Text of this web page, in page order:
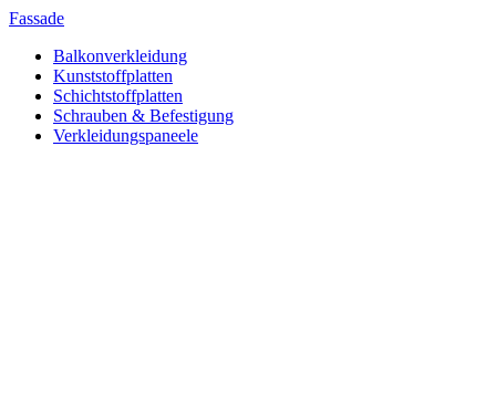
Fassade
Balkonverkleidung
Kunststoffplatten
Schichtstoffplatten
Schrauben & Befestigung
Verkleidungspaneele